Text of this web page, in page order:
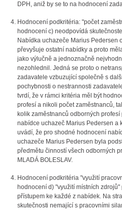
DPH, aniž by se to na hodnocení
Hodnocení podkritéria: "počet
hodnocení c) neodpovídá
Nabídka uchazeče Marius Pedersen
převyšuje ostatní nabídky a proto
jako výlučně a jednoznačně
nezohlednil. Jedná se proto o
zadavatele vzbuzující společně s
pochybnosti o nestrannosti
tvrdí, že v rámci kritéria měl být
profesí a nikoli počet zaměstnanců,
kolik zaměstnanců odborných
nabídce uchazeč Marius Pedersen a
uvádí, že pro shodné hodnocení
uchazeče Marius Pedersen byla
předmětu činností všech odborných
MLADÁ BOLESLAV.
Hodnocení podkritéria "využití
hodnocení d) "využití místních
přístupem ke každé z nabídek. Na
skutečnosti nemající s pracovními